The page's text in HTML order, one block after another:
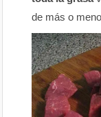
de más o